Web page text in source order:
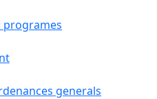
programes
generals